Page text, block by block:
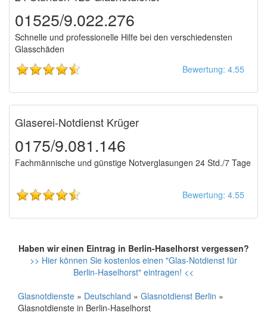
01525/9.022.276
Schnelle und professionelle Hilfe bei den verschiedensten
Glasschäden
Bewertung: 4.55
Glaserei-Notdienst Krüger
0175/9.081.146
Fachmännische und günstige Notverglasungen 24 Std./7 Tage
Bewertung: 4.55
Haben wir einen Eintrag in Berlin-Haselhorst vergessen?
>> Hier können Sie kostenlos einen "Glas-Notdienst für
Berlin-Haselhorst" eintragen! <<
Glasnotdienste » Deutschland » Glasnotdienst Berlin »
Glasnotdienste in Berlin-Haselhorst